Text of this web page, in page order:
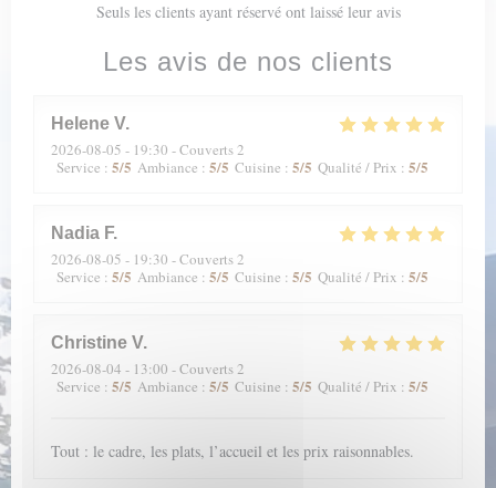
Les avis de nos clients
Helene V
2026-08-05 - 19:30 - Couverts 2
Service : 5/5 Ambiance : 5/5 Cuisine : 5/5 Qualité / Prix : 5/5
Nadia F
2026-08-05 - 19:30 - Couverts 2
Service : 5/5 Ambiance : 5/5 Cuisine : 5/5 Qualité / Prix : 5/5
Christine V
2026-08-04 - 13:00 - Couverts 2
Service : 5/5 Ambiance : 5/5 Cuisine : 5/5 Qualité / Prix : 5/5
Tout : le cadre, les plats, l’accueil et les prix raisonnables.
Seuls les clients ayant réservé ont laissé leur avis